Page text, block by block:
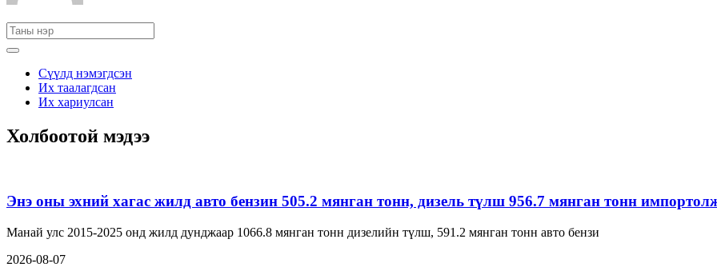
Сүүлд нэмэгдсэн
Их таалагдсан
Их хариулсан
Холбоотой мэдээ
Энэ оны эхний хагас жилд авто бензин 505.2 мянган тонн, дизель түлш 956.7 мянган тонн
Манай улс 2015-2025 онд жилд дунджаар 1066.8 мянган тонн дизелийн түлш, 591.2 мянган тонн авто бензи
2026-08-07